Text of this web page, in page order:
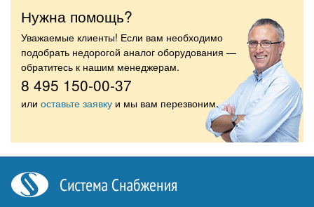
Нужна помощь?
Уважаемые клиенты! Если вам необходимо
подобрать недорогой аналог оборудования —
обратитесь к нашим менеджерам.
8 495 150-00-37
или оставьте заявку и мы вам перезвоним.